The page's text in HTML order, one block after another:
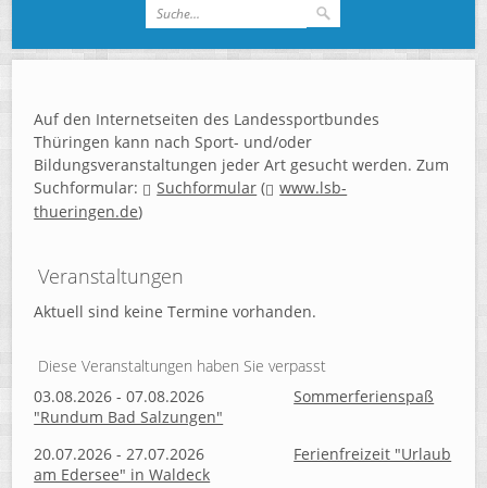
Auf den Internetseiten des Landessportbundes
Thüringen kann nach Sport- und/oder
Bildungsveranstaltungen jeder Art gesucht werden. Zum
Suchformular:
Suchformular (
www.lsb-
thueringen.de)
Veranstaltungen
Aktuell sind keine Termine vorhanden.
Diese Veranstaltungen haben Sie verpasst
03.08.2026 - 07.08.2026
Sommerferienspaß
"Rundum Bad Salzungen"
20.07.2026 - 27.07.2026
Ferienfreizeit "Urlaub
am Edersee" in Waldeck